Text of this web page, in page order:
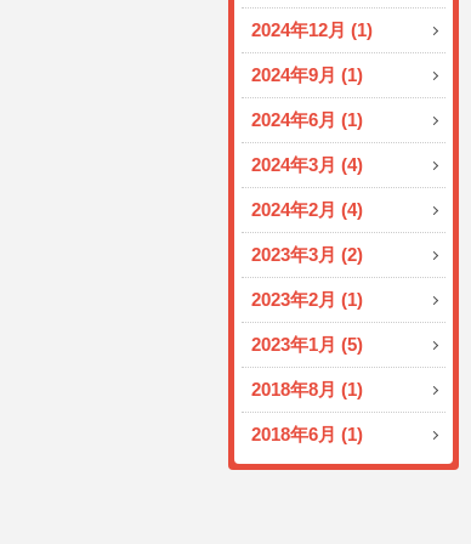
2024年12月 (1)
2024年9月 (1)
2024年6月 (1)
2024年3月 (4)
2024年2月 (4)
2023年3月 (2)
2023年2月 (1)
2023年1月 (5)
2018年8月 (1)
2018年6月 (1)